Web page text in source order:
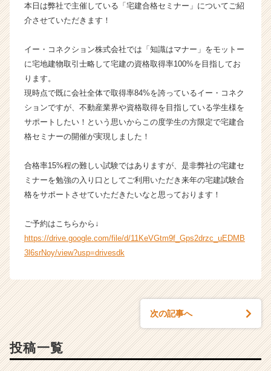
ネ
ク
ョ
ン
式
社
の
タ
ム
ラ
イ
ン
チ
ー・
本日は弊社で主催している「宅建合格セミナー」についてご紹
介させていただきます！
イー・コネクション株式会社では「知識はマナー」をモットー
に宅地建物取引士略して宅建の資格取得率100%を目指してお
ります。
現時点で既に会社全体で取得率84%を誇っているイー・コネク
ションですが、不動産業界や資格取得を目指している学生様を
サポートしたい！という思いからこの度学生の方限定で宅建合
格セミナーの開催が実現しました！
合格率15%程の難しい試験ではありますが、是非弊社の宅建セ
ミナーを勉強の入り口としてご利用いただき来年の宅建試験合
格をサポートさせていただきたいなと思っております！
ご予約はこちらから↓
https://drive.google.com/file/d/11KeVGtm9f_Gps2drzc_uEDMB
3l6srNoy/view?usp=drivesdk
次の記事へ
投稿一覧